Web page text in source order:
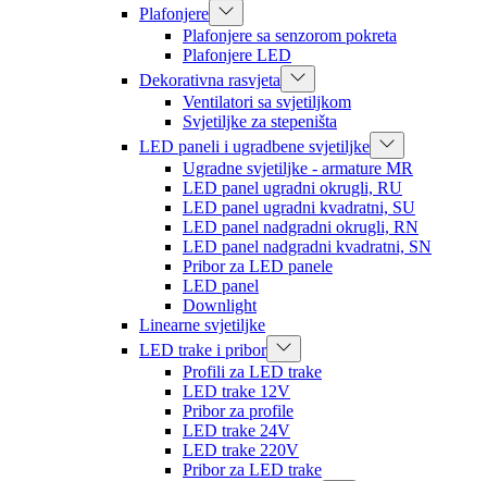
Plafonjere
Plafonjere sa senzorom pokreta
Plafonjere LED
Dekorativna rasvjeta
Ventilatori sa svjetiljkom
Svjetiljke za stepeništa
LED paneli i ugradbene svjetiljke
Ugradne svjetiljke - armature MR
LED panel ugradni okrugli, RU
LED panel ugradni kvadratni, SU
LED panel nadgradni okrugli, RN
LED panel nadgradni kvadratni, SN
Pribor za LED panele
LED panel
Downlight
Linearne svjetiljke
LED trake i pribor
Profili za LED trake
LED trake 12V
Pribor za profile
LED trake 24V
LED trake 220V
Pribor za LED trake